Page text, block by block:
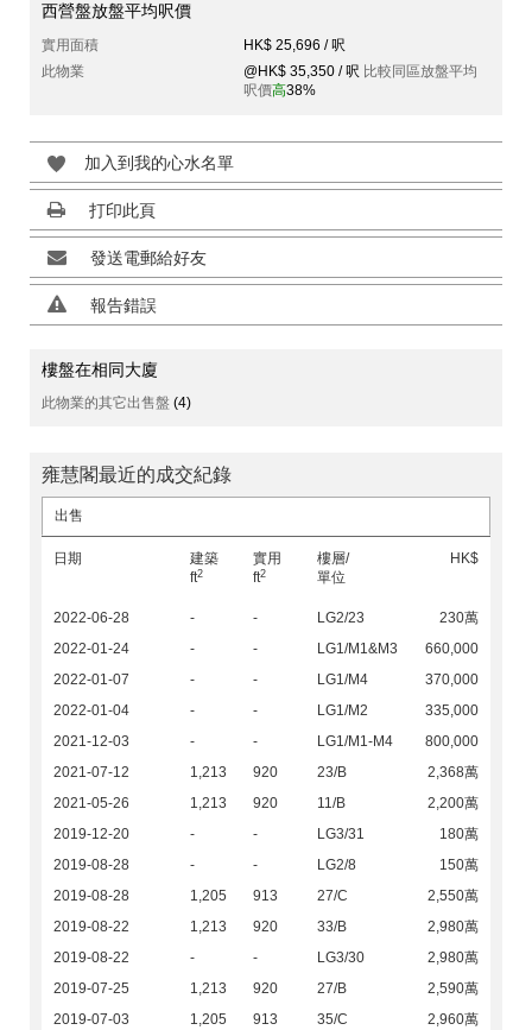
西營盤放盤平均呎價
實用面積
HK$ 25,696 / 呎
此物業
@HK$ 35,350 / 呎 比較同區放盤平均
呎價高38%
加入到我的心水名單
打印此頁
發送電郵給好友
報告錯誤
樓盤在相同大廈
此物業的其它出售盤 (4)
雍慧閣最近的成交紀錄
出售
日期
建築
ft2
實用
ft2
樓層/
單位
HK$
2022-06-28 - - LG2/23
230萬
2022-01-24
- - LG1/M1&M3
660,000
2022-01-07
- - LG1/M4
370,000
2022-01-04
- - LG1/M2
335,000
2021-12-03
- - LG1/M1-M4
800,000
2021-07-12
1,213 920 23/B
2,368萬
2021-05-26
1,213 920 11/B
2,200萬
2019-12-20
- - LG3/31
180萬
2019-08-28
- - LG2/8
150萬
2019-08-28
1,205 913 27/C
2,550萬
2019-08-22
1,213 920 33/B
2,980萬
2019-08-22
- - LG3/30
2,980萬
2019-07-25
1,213 920 27/B
2,590萬
2019-07-03
1,205 913 35/C 2,960萬